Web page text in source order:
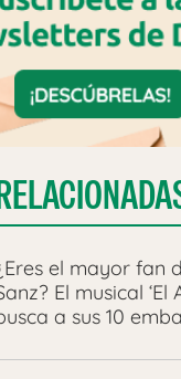
el mayor fan
El musical ‘El
a sus 10